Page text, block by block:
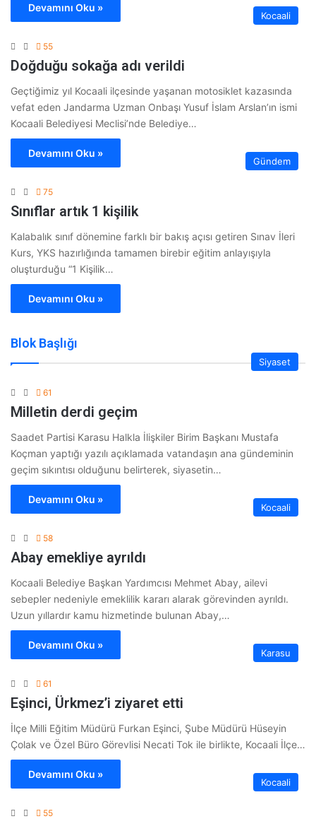
Devamını Oku »
Kocaali
55
Doğduğu sokağa adı verildi
Geçtiğimiz yıl Kocaali ilçesinde yaşanan motosiklet kazasında
vefat eden Jandarma Uzman Onbaşı Yusuf İslam Arslan’ın ismi
Kocaali Belediyesi Meclisi’nde Belediye…
Devamını Oku »
Gündem
75
Sınıflar artık 1 kişilik
Kalabalık sınıf dönemine farklı bir bakış açısı getiren Sınav İleri
Kurs, YKS hazırlığında tamamen birebir eğitim anlayışıyla
oluşturduğu “1 Kişilik…
Devamını Oku »
Blok Başlığı
Siyaset
61
Milletin derdi geçim
Saadet Partisi Karasu Halkla İlişkiler Birim Başkanı Mustafa
Koçman yaptığı yazılı açıklamada vatandaşın ana gündeminin
geçim sıkıntısı olduğunu belirterek, siyasetin…
Devamını Oku »
Kocaali
58
Abay emekliye ayrıldı
Kocaali Belediye Başkan Yardımcısı Mehmet Abay, ailevi
sebepler nedeniyle emeklilik kararı alarak görevinden ayrıldı.
Uzun yıllardır kamu hizmetinde bulunan Abay,…
Devamını Oku »
Karasu
61
Eşinci, Ürkmez’i ziyaret etti
İlçe Milli Eğitim Müdürü Furkan Eşinci, Şube Müdürü Hüseyin
Çolak ve Özel Büro Görevlisi Necati Tok ile birlikte, Kocaali İlçe…
Devamını Oku »
Kocaali
55